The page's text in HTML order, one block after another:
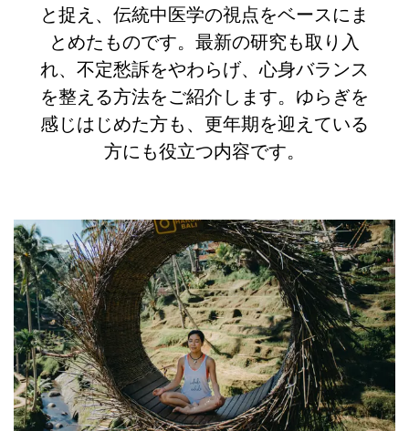
と捉え、伝統中医学の視点をベースにま
とめたものです。最新の研究も取り入
れ、不定愁訴をやわらげ、心身バランス
を整える方法をご紹介します。ゆらぎを
感じはじめた方も、更年期を迎えている
方にも役立つ内容です。